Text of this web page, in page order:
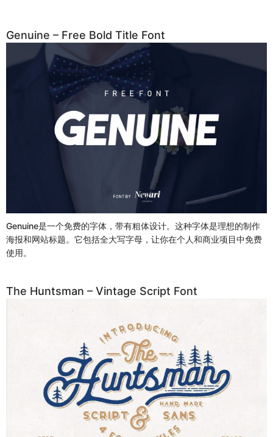
Genuine – Free Bold Title Font
Genuine是一个免费的字体，带有粗体设计。这种字体是理想的制作
海报和网站标题。它包括全大写字母，让你在个人和商业项目中免费
使用。
The Huntsman – Vintage Script Font